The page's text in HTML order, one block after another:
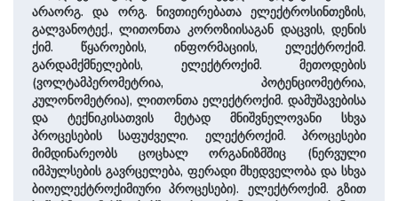
არაორგ. და ორგ. ნივთიერებათა ელექტროსინთეზის,
გალვანოტექ., ლითონთა კოროზიისაგან დაცვის, დენის
ქიმ. წყაროების, ინფორმაციის, ელექტროქიმ.
გარდამქმნელების, ელექტროქიმ. მეთოდების
(ვოლტამპერომეტრია, პოტენციომეტრია,
კულონომეტრია), ლითონთა ელექტროქიმ. დამუშავებისა
და ტექნიკისათვის მეტად მნიშვნელოვანი სხვა
პროცესების საფუძველი. ელექტროქიმ. პროცესები
მიმდინარეობს ცოცხალ ორგანიზმშიც (ნერვული
იმპულსების გავრცელება, ფერადი მხედველობა და სხვა
ბიოელექტროქიმიური პროცესები). ელექტროქიმ. გზით